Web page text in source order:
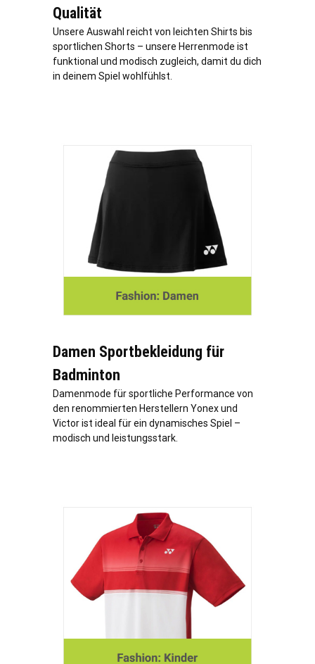
Qualität
Unsere Auswahl reicht von leichten Shirts bis
sportlichen Shorts – unsere Herrenmode ist
funktional und modisch zugleich, damit du dich
in deinem Spiel wohlfühlst.
Damen Sportbekleidung für
Badminton
Damenmode für sportliche Performance von
den renommierten Herstellern Yonex und
Victor ist ideal für ein dynamisches Spiel –
modisch und leistungsstark.